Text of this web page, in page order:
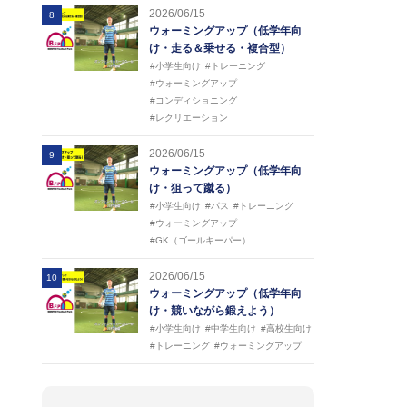
8
2026/06/15
ウォーミングアップ（低学年向
け・走る＆乗せる・複合型）
#小学生向け #トレーニング
#ウォーミングアップ
#コンディショニング
#レクリエーション
9
2026/06/15
ウォーミングアップ（低学年向
け・狙って蹴る）
#小学生向け #パス
#トレーニング
#ウォーミングアップ
#GK（ゴールキーパー）
10
2026/06/15
ウォーミングアップ（低学年向
け・競いながら鍛えよう）
#小学生向け #中学生向け #高校生向け
#トレーニング #ウォーミングアップ